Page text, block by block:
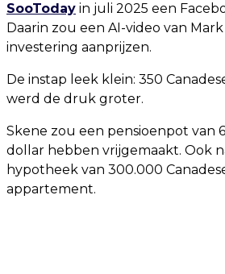
SooToday in juli 2025 een
Daarin zou een AI-video van
investering aanprijzen.
De instap leek klein: 350
werd de druk groter.
Skene zou een pensioenpot van
dollar hebben vrijgemaakt. Ook
hypotheek van 300.000
appartement.